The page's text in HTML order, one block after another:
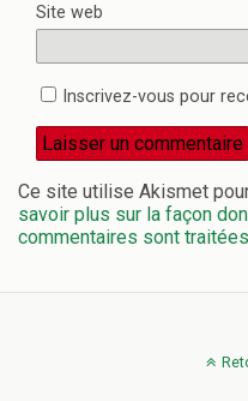
Site web
Inscrivez-vous pour
Ce site utilise Akismet
savoir plus sur la façon
commentaires sont traitées